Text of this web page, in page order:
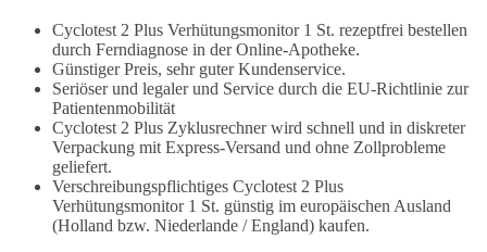
Cyclotest 2 Plus Verhütungsmonitor 1 St. rezeptfrei bestellen
durch Ferndiagnose in der Online-Apotheke.
Günstiger Preis, sehr guter Kundenservice.
Seriöser und legaler und Service durch die EU-Richtlinie zur
Patientenmobilität
Cyclotest 2 Plus Zyklusrechner wird schnell und in diskreter
Verpackung mit Express-Versand und ohne Zollprobleme
geliefert.
Verschreibungspflichtiges Cyclotest 2 Plus
Verhütungsmonitor 1 St. günstig im europäischen Ausland
(Holland bzw. Niederlande / England) kaufen.